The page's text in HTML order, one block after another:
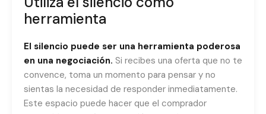
herramienta
El silencio puede ser una herramienta poderosa
en una negociación. Si recibes una oferta que no te
convence, toma un momento para pensar y no
sientas la necesidad de responder inmediatamente.
Este espacio puede hacer que el comprador